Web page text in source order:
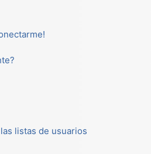
listas de usuarios